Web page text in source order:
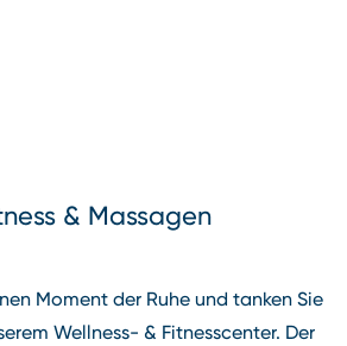
& Massagen
Moment der Ruhe und tanken Sie
Wellness⁠-⁠ & Fitnesscenter. Der